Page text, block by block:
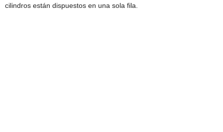
cilindros están dispuestos en una sola fila.